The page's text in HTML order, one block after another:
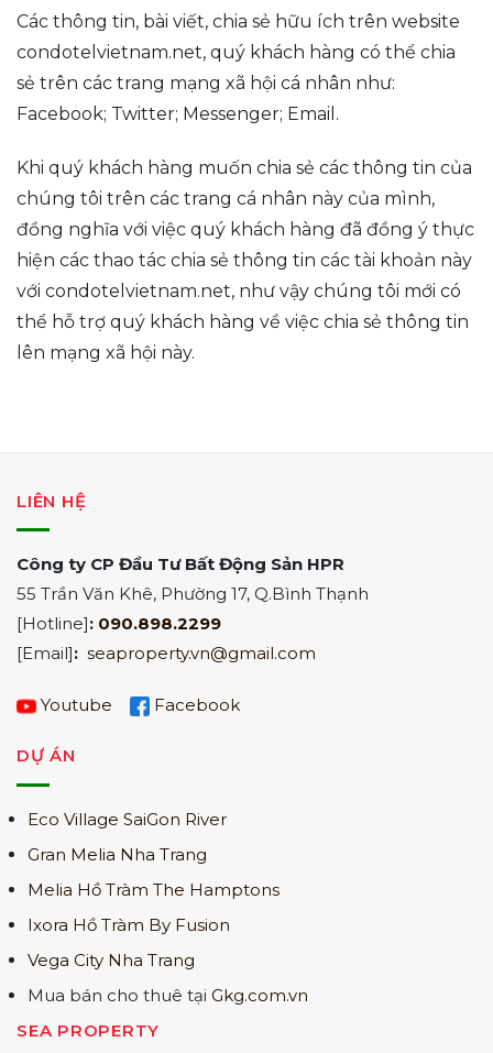
Các thông tin, bài viết, chia sẻ hữu ích trên website
condotelvietnam.net, quý khách hàng có thể chia
sẻ trên các trang mạng xã hội cá nhân như:
Facebook; Twitter; Messenger; Email.
Khi quý khách hàng muốn chia sẻ các thông tin của
chúng tôi trên các trang cá nhân này của mình,
đồng nghĩa với việc quý khách hàng đã đồng ý thực
hiện các thao tác chia sẻ thông tin các tài khoản này
với condotelvietnam.net, như vậy chúng tôi mới có
thể hỗ trợ quý khách hàng về việc chia sẻ thông tin
lên mạng xã hội này.
LIÊN HỆ
Công ty CP Đầu Tư Bất Động Sản HPR
55 Trần Văn Khê, Phường 17, Q.Bình Thạnh
[Hotline]: 090.898.2299
[Email]: seaproperty.vn@gmail.com
Youtube Facebook
DỰ ÁN
Eco Village SaiGon River
Gran Melia Nha Trang
Melia Hồ Tràm The Hamptons
Ixora Hồ Tràm By Fusion
Vega City Nha Trang
Mua bán cho thuê tại Gkg.com.vn
SEA PROPERTY